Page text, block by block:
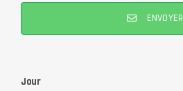
ENVOYER
Jour